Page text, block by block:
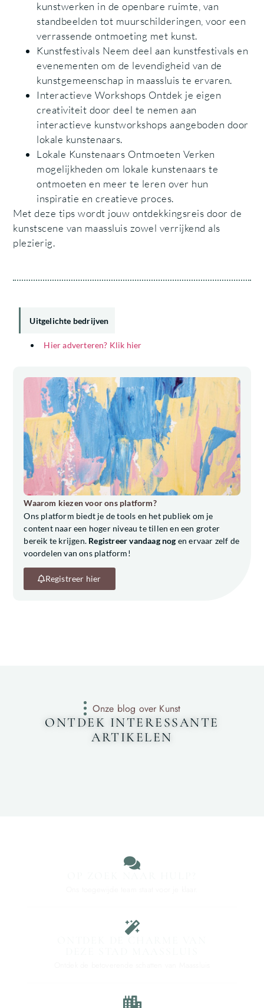
kunstwerken in de openbare ruimte, van
standbeelden tot muurschilderingen, voor een
verrassende ontmoeting met kunst.
Kunstfestivals Neem deel aan kunstfestivals en
evenementen om de levendigheid van de
kunstgemeenschap in maassluis te ervaren.
Interactieve Workshops Ontdek je eigen
creativiteit door deel te nemen aan
interactieve kunstworkshops aangeboden door
lokale kunstenaars.
Lokale Kunstenaars Ontmoeten Verken
mogelijkheden om lokale kunstenaars te
ontmoeten en meer te leren over hun
inspiratie en creatieve proces.
Met deze tips wordt jouw ontdekkingsreis door de
kunstscene van maassluis zowel verrijkend als
plezierig.
Uitgelichte bedrijven
Hier adverteren? Klik hier
Waarom kiezen voor ons platform?
Ons platform biedt je de tools en het publiek om je
content naar een hoger niveau te tillen en een groter
bereik te krijgen. Registreer vandaag nog en ervaar zelf de
voordelen van ons platform!
Registreer hier
Onze blog over Kunst
ONTDEK INTERESSANTE
ARTIKELEN